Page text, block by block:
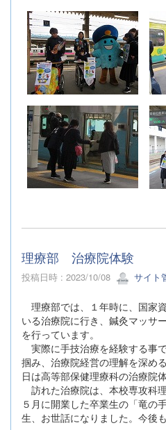
理療部 治療院体験
投稿日時 : 2023/10/08 サイト
理療部では、１年時に、国家
いる治療院に行き、鍼灸マッサ
を行っています。
実際に手技治療を経験する事
掴み、治療院経営の理解を深め
日は高等部保健理療科の治療院
訪れた治療院は、本校専攻科
５月に開業した卒業生の「竜の
生、お世話になりました。今後